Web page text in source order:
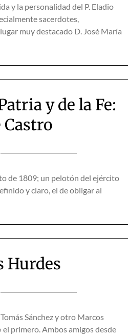
y la personalidad del P. Eladio
sacerdotes,
muy destacado D. José María
y de la Fe:
Castro
de 1809; un pelotón del ejército
y claro, el de obligar al
Hurdes
Sánchez y otro Marcos
el primero. Ambos amigos desde